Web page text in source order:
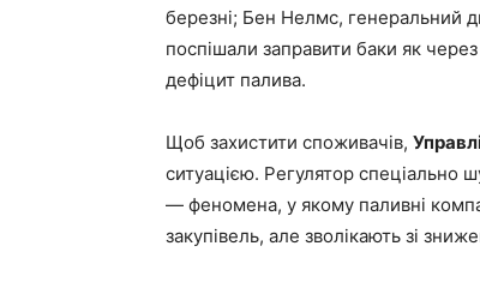
березні; Бен Нелмс, генеральний
поспішали заправити баки як
дефіцит палива.
Щоб захистити споживачів,
ситуацією. Регулятор спеціально
— феномена, у якому паливні
закупівель, але зволікають зі